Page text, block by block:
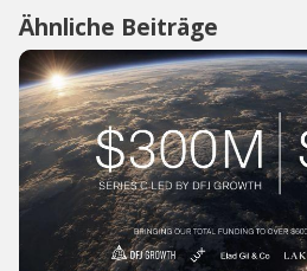
Ähnliche Beiträge